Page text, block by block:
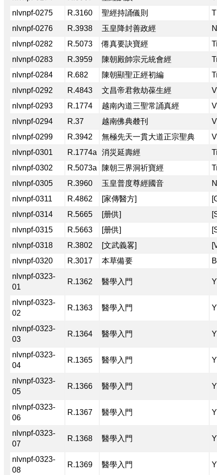
nlvnpf-0275
R.3160 聖經持誦儀則
nlvnpf-0276
R.3938 玉皇降封善政經
nlvnpf-0282
R.5073 僊真要訣寶經
nlvnpf-0283
R.3959 陳朝殿帥宗元統會經
nlvnpf-0284
R.682 陳朝顯聖正經初編
nlvnpf-0292
R.4843 文昌帝君救劫葆生經
nlvnpf-0293
R.1774 越南內道三聖常誦真經
nlvnpf-0294
R.37 越南佛典樷刊
nlvnpf-0299
R.3942 無極先天一貫大道正宗聖典
nlvnpf-0301
R.1774a 消災延壽經
nlvnpf-0302
R.5073a 陳朝三界洞祈寶經
nlvnpf-0305
R.3960 玉皇普度尊經國音
nlvnpf-0311
R.4862 [家傳醫方]
nlvnpf-0314
R.5665 [册供]
nlvnpf-0315
R.5663 [册供]
nlvnpf-0318
R.3802 [文武義畧]
nlvnpf-0320
R.3017 本草備要
nlvnpf-0323-
01
R.1362 醫學入門
nlvnpf-0323-
02
R.1363 醫學入門
nlvnpf-0323-
03
R.1364 醫學入門
nlvnpf-0323-
04
R.1365 醫學入門
nlvnpf-0323-
05
R.1366 醫學入門
nlvnpf-0323-
06
R.1367 醫學入門
nlvnpf-0323-
07
R.1368 醫學入門
nlvnpf-0323-
08
R.1369 醫學入門